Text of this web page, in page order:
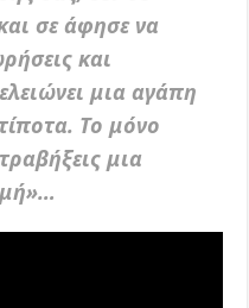
σε άφησε να
και
μια αγάπη
Το μόνο
μια